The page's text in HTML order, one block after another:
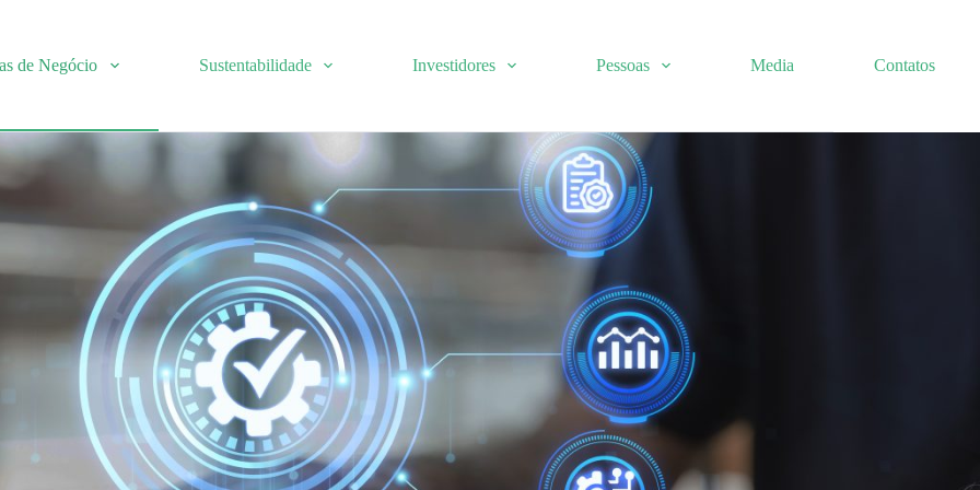
de Negócio Sustentabilidade Investidores Pessoas Media Contatos